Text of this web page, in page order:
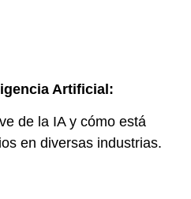
Artificial:
de la IA y cómo está
en diversas industrias.